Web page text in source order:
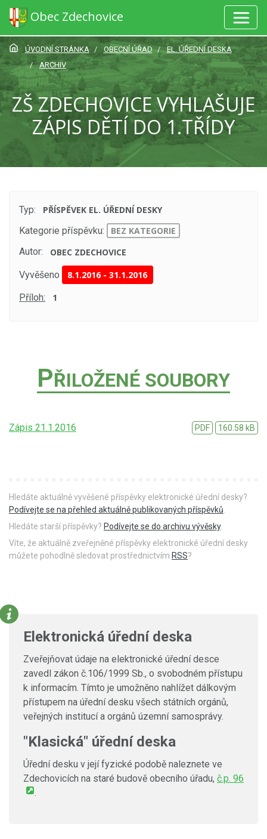
Obec Zdechovice
ÚVODNÍ STRÁNKA OBECNÍ ÚŘAD
EL. ÚŘEDNÍ DESKA
ARCHIV
ZŠ ZDECHOVICE VYHLAŠUJE
ZÁPIS DĚTÍ DO 1.TŘÍDY
Typ:
PŘÍSPĚVEK EL. ÚŘEDNÍ DESKY
Kategorie příspěvku:
BEZ KATEGORIE
Autor:
OBEC ZDECHOVICE
Vyvěšeno 8.1.2016-31.1.2016
Příloh: 1
PŘILOŽENÉ SOUBORY
Zápis 21.1.2016 PDF 160.58 kB
Hledáte aktuálně vyvěšené příspěvky elektronické úřední desky?
Podívejte se na přehled aktuálně publikovaných příspěvků
Hledáte starší příspěvky? Podívejte se do archivu vývěsky.
Víte, že aktuálně zveřejněné příspěvky elektronické úřední desky
můžete pohodlně sledovat prostřednictvím RSS?
Elektronická úřední deska
Zveřejňovat údaje na elektronické úřední desce
zavedl zákon č.106/1999 Sb., o svobodném přístupu
k informacím. Tímto je umožněno nahlížet dálkovým
přístupem na úřední desku všech státních orgánů,
veřejných institucí a orgánů územní samosprávy.
"Klasická" úřední deska
Úřední desku v její fyzické podobě naleznete ve
Zdechovicích na staré budově obecního úřadu, č.p. 96
.